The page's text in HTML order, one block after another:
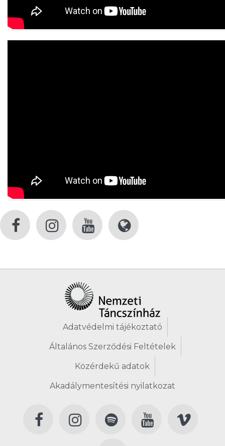
Adatvédelmi tájékoztató
Általános Szerződési Feltételek
Közérdekű adatok
Akadálymentesítési nyilatkozat